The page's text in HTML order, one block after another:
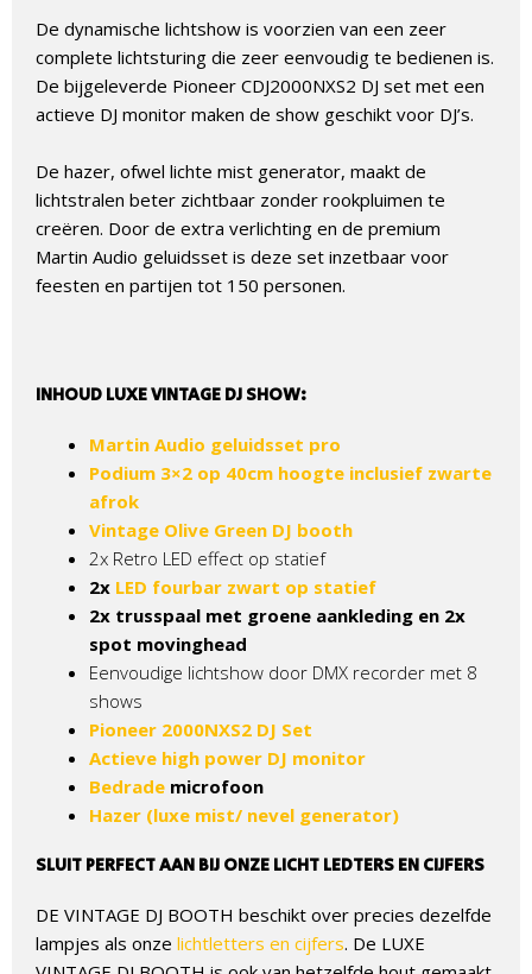
De dynamische lichtshow is voorzien van een zeer
complete lichtsturing die zeer eenvoudig te bedienen is.
De bijgeleverde Pioneer CDJ2000NXS2 DJ set met een
actieve DJ monitor maken de show geschikt voor DJ’s.
De hazer, ofwel lichte mist generator, maakt de
lichtstralen beter zichtbaar zonder rookpluimen te
creëren. Door de extra verlichting en de premium
Martin Audio geluidsset is deze set inzetbaar voor
feesten en partijen tot 150 personen.
INHOUD LUXE VINTAGE DJ SHOW:
Martin Audio geluidsset pro
Podium 3×2 op 40cm hoogte inclusief zwarte
afrok
Vintage Olive Green DJ booth
2x Retro LED effect op statief
2x LED fourbar zwart op statief
2x trusspaal met groene aankleding en 2x
spot movinghead
Eenvoudige lichtshow door DMX recorder met 8
shows
Pioneer 2000NXS2 DJ Set
Actieve high power DJ monitor
Bedrade microfoon
Hazer (luxe mist/ nevel generator)
SLUIT PERFECT AAN BIJ ONZE LICHT LEDTERS EN CIJFERS
DE VINTAGE DJ BOOTH beschikt over precies dezelfde
lampjes als onze lichtletters en cijfers. De LUXE